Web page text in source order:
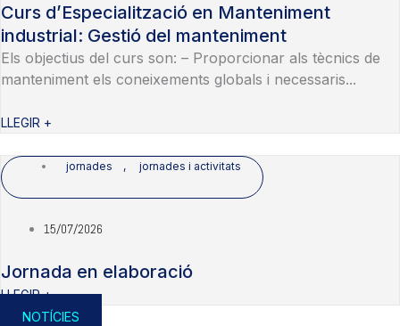
Curs d’Especialització en Manteniment
industrial: Gestió del manteniment
Els objectius del curs son: – Proporcionar als tècnics de
manteniment els coneixements globals i necessaris...
LLEGIR +
jornades , jornades i activitats
15/07/2026
Jornada en elaboració
LLEGIR +
NOTÍCIES